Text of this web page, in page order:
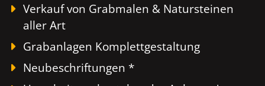
Verkauf von Grabmalen & Natursteinen
aller Art
Grabanlagen Komplettgestaltung
Neubeschriftungen *